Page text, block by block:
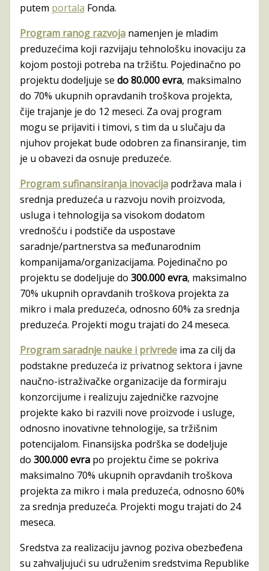
putem portala Fonda.
Program ranog razvojanamenjen je mladim
preduzećima koji razvijaju tehnološku inovaciju za
kojom postoji potreba na tržištu. Pojedinačno po
projektu dodeljuje se do 80.000 evra, maksimalno
do 70% ukupnih opravdanih troškova projekta,
čije trajanje je do 12 meseci. Za ovaj program
mogu se prijaviti i timovi, s tim da u slučaju da
njuhov projekat bude odobren za finansiranje, tim
je u obavezi da osnuje preduzeće.
Program sufinansiranja inovacijapodržava mala i
srednja preduzeća u razvoju novih proizvoda,
usluga i tehnologija sa visokom dodatom
vrednošću i podstiče da uspostave
saradnje/partnerstva sa međunarodnim
kompanijama/organizacijama. Pojedinačno po
projektu se dodeljuje do 300.000 evra, maksimalno
70% ukupnih opravdanih troškova projekta za
mikro i mala preduzeća, odnosno 60% za srednja
preduzeća. Projekti mogu trajati do 24 meseca.
Program saradnje nauke i privredeima za cilj da
podstakne preduzeća iz privatnog sektora i javne
naučno-istraživačke organizacije da formiraju
konzorcijume i realizuju zajedničke razvojne
projekte kako bi razvili nove proizvode i usluge,
odnosno inovativne tehnologije, sa tržišnim
potencijalom. Finansijska podrška se dodeljuje
do 300.000 evrapo projektu čime se pokriva
maksimalno 70% ukupnih opravdanih troškova
projekta za mikro i mala preduzeća, odnosno 60%
za srednja preduzeća. Projekti mogu trajati do 24
meseca.
Sredstva za realizaciju javnog poziva obezbeđena
su zahvaljujući su udruženim sredstvima Republike